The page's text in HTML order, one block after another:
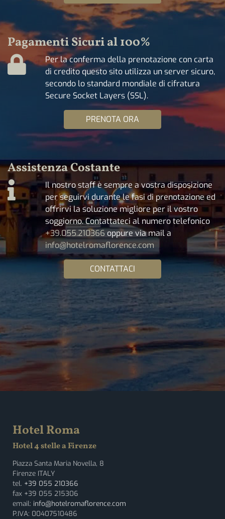
Pagamenti Sicuri al 100%
Per la conferma della prenotazione con carta
di credito questo sito utilizza un server sicuro,
secondo lo standard mondiale di cifratura
Secure Socket Layers (SSL).
PRENOTA ORA
Assistenza Costante
Il nostro staff è sempre a vostra disposizione
per seguirvi durante le fasi di prenotazione ed
offrirvi la soluzione migliore per il vostro
soggiorno. Contattateci al numero telefonico
+39.055.210366 oppure via mail a
info@hotelromaflorence.com
CONTATTACI
Hotel Roma
Hotel 4 stelle a Firenze
Piazza Santa Maria Novella, 8
Firenze ITALY
tel. +39 055 210366
fax +39 055 215306
email: info@hotelromaflorence.com
P.IVA: 00407510486